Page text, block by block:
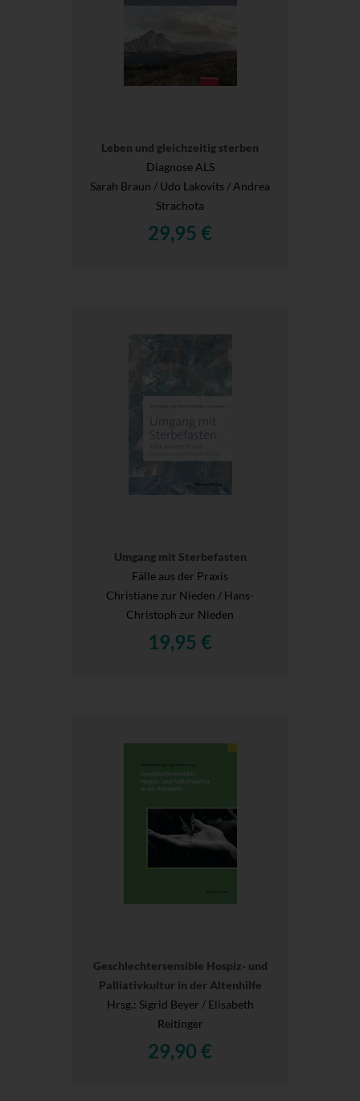
Leben und gleichzeitig sterben
Diagnose ALS
Sarah Braun / Udo Lakovits / Andrea
Strachota
29,95 €
Umgang mit Sterbefasten
Fälle aus der Praxis
Christiane zur Nieden / Hans-
Christoph zur Nieden
19,95 €
Geschlechtersensible Hospiz- und
Palliativkultur in der Altenhilfe
Hrsg.: Sigrid Beyer / Elisabeth
Reitinger
29,90 €